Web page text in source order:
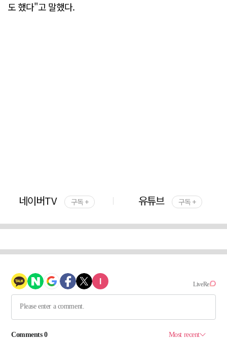
도 했다"고 말했다.
네이버TV 구독 + 유튜브 구독 +